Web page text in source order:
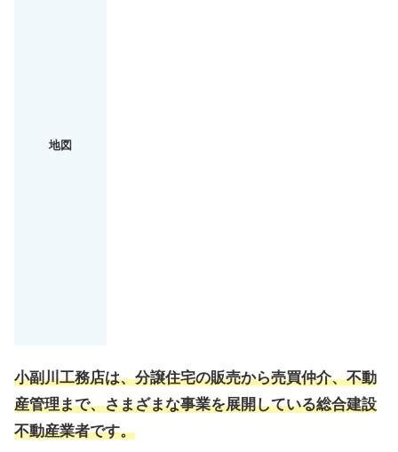
地図
小副川工務店は、分譲住宅の販売から売買仲介、不動
産管理まで、さまざまな事業を展開している総合建設
不動産業者です。